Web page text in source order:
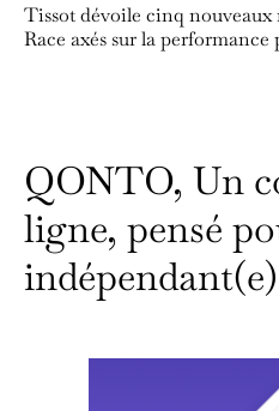
Tissot dévoile cinq nouveaux
Race axés sur la performance
QONTO, Un
ligne, pensé